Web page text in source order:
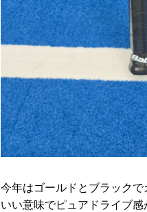
今年はゴールドとブラックで
いい意味でピュアドライブ感